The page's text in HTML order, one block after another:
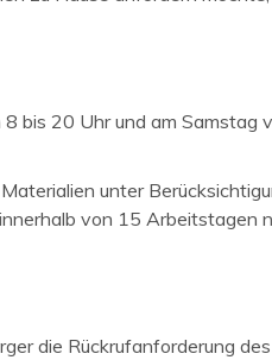
bis 20 Uhr und am Samstag
unter
von 15 Arbeitstagen
die Rückrufanforderung